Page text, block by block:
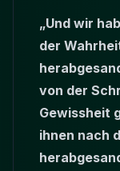
„Und wir
der
von der
Gewissheit
ihnen nach